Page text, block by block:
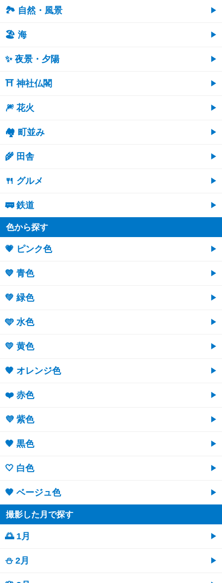
🏞️ 自然・風景
🏖 海
✨ 夜景・夕陽
⛩ 神社仏閣
🎆 花火
🏘 町並み
🌾 田舎
🍴 グルメ
🚃 鉄道
色から探す
💗 ピンク色
💙 青色
💚 緑色
🩵 水色
💛 黄色
🧡 オレンジ色
❤️ 赤色
💜 紫色
🖤 黒色
🤍 白色
🤎 ベージュ色
撮影した月で探す
🌅 1月
⛄ 2月